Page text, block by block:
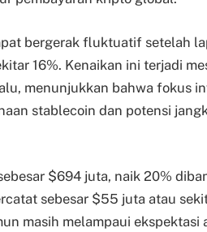
bergerak fluktuatif setelah
16%. Kenaikan ini terjadi
menunjukkan bahwa fokus
stablecoin dan potensi
$694 juta, naik 20%
sebesar $55 juta atau
masih melampaui ekspektasi